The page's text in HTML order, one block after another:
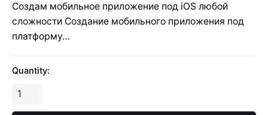
Создам мобильное приложение под iOS любой
сложности Создание мобильного приложения под
платформу…
Quantity:
Количество